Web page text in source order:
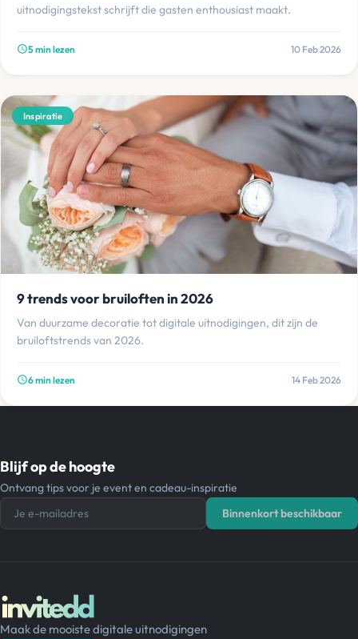
uitnodigingstekst schrijft die gasten enthousiast maakt.
schedule5 min lezen 10 Feb 2026
Inspiratie
9 trends voor bruiloften in 2026
Van duurzame decoratie tot digitale uitnodigingen, dit zijn de
bruiloftstrends van 2026.
schedule6 min lezen 14 Feb 2026
Blijf op de hoogte
Ontvang tips voor je event en cadeau-inspiratie
Je e-mailadres
Binnenkort beschikbaar
Maak de mooiste digitale uitnodigingen